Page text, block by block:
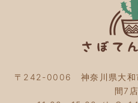
2023年
2023
2023年
2023年
2023年
2023年
〒242-0006 神奈川県大
間7